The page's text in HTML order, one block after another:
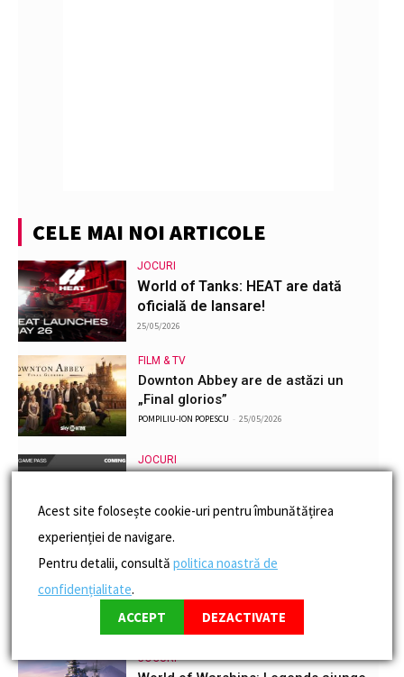
CELE MAI NOI ARTICOLE
JOCURI
World of Tanks: HEAT are dată
oficială de lansare!
25/05/2026
FILM & TV
Downton Abbey are de astăzi un
„Final glorios”
POMPILIU-ION POPESCU - 25/05/2026
JOCURI
POMPILIU-ION POPESCU - 20/05/2026
SMART HOME
Edge 2 ajunge în România!
POMPILIU-ION POPESCU - 14/05/2026
JOCURI
Acest site folosește cookie-uri pentru îmbunătățirea
experienției de navigare.
Pentru detalii, consultă politica noastră de
confidențialitate.
ACCEPT
DEZACTIVATE